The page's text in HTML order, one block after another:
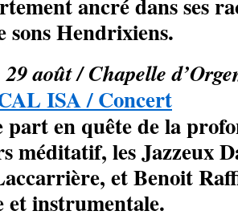
sons Hendrixiens.
août / Chapelle
ISA / Concert
part en quête de la
méditatif, les Jazzeux
et Benoit
et instrumentale.